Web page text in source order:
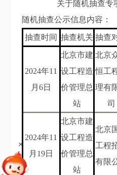
关于随机抽查专
随机抽查公示信息内容：
抽查时间 抽查机关 抽查
2024年11
月6日
北京市建
设工程造
价管理总
站
北京
恒工
理有
司
2024年11
月19日
北京市建
设工程造
价管理总
站
北京
工程
有限
+